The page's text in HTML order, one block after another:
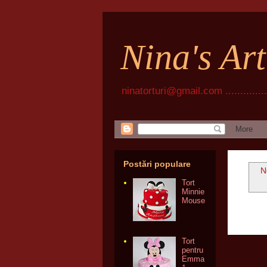
Nina's
ninatorturi@gmail.com
Postări populare
Tort
Minnie
Mouse
Tort
pentru
Emma